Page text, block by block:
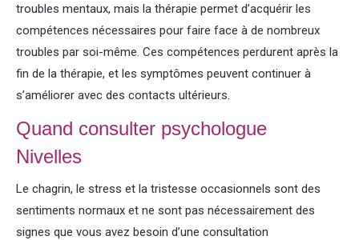
troubles mentaux, mais la thérapie permet d’acquérir les
compétences nécessaires pour faire face à de nombreux
troubles par soi-même. Ces compétences perdurent après la
fin de la thérapie, et les symptômes peuvent continuer à
s’améliorer avec des contacts ultérieurs.
Quand consulter psychologue
Nivelles
Le chagrin, le stress et la tristesse occasionnels sont des
sentiments normaux et ne sont pas nécessairement des
signes que vous avez besoin d’une consultation